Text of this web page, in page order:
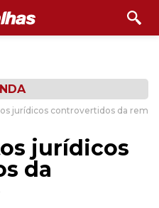
jurídicos controvertidos da
jurídicos
da